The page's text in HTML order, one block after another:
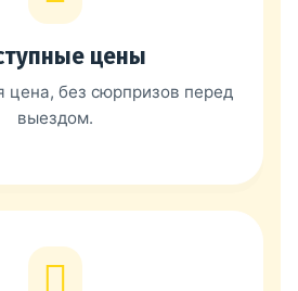
цены
цена, без сюрпризов перед
выездом.